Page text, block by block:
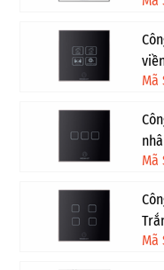
Mã
Mã
Mã